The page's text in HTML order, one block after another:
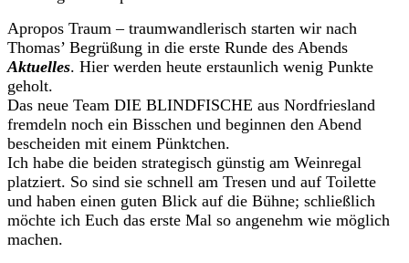
Apropos Traum – traumwandlerisch starten wir nach
Thomas’ Begrüßung in die erste Runde des Abends
Aktuelles. Hier werden heute erstaunlich wenig Punkte
geholt.
Das neue Team DIE BLINDFISCHE aus Nordfriesland
fremdeln noch ein Bisschen und beginnen den Abend
bescheiden mit einem Pünktchen.
Ich habe die beiden strategisch günstig am Weinregal
platziert. So sind sie schnell am Tresen und auf Toilette
und haben einen guten Blick auf die Bühne; schließlich
möchte ich Euch das erste Mal so angenehm wie möglich
machen.